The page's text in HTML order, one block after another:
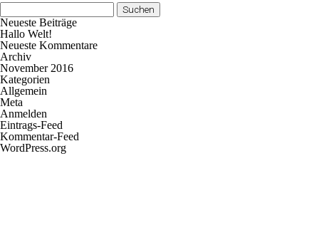
Suchen
nach:
Neueste Beiträge
Hallo Welt!
Neueste Kommentare
Archiv
November 2016
Kategorien
Allgemein
Meta
Anmelden
Eintrags-Feed
Kommentar-Feed
WordPress.org